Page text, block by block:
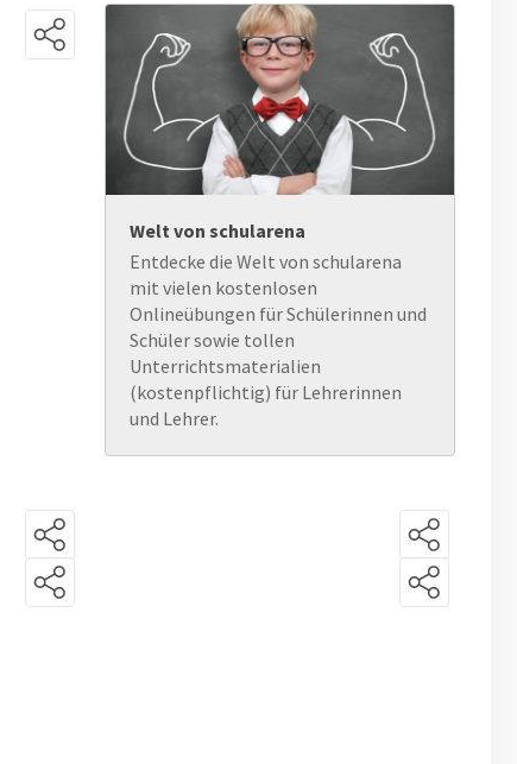
Welt von schularena
Entdecke die Welt von schularena
mit vielen kostenlosen
Onlineübungen für Schülerinnen und
Schüler sowie tollen
Unterrichtsmaterialien
(kostenpflichtig) für Lehrerinnen
und Lehrer.